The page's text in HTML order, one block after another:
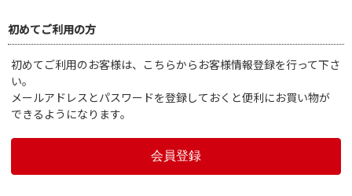
初めてご利用の方
初めてご利用のお客様は、こちらからお客様情報登録を行って下さ
い。
メールアドレスとパスワードを登録しておくと便利にお買い物が
できるようになります。